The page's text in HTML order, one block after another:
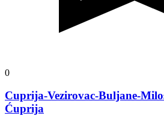
0
Cuprija-Vezirovac-Buljane-
Ćuprija